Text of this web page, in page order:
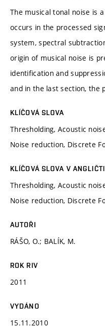
The musical tonal noise is
occurs in the processed
system, spectral
origin of musical noise is
identification and
and in the last section, the
KLÍČOVÁ SLOVA
Thresholding, Acoustic
Noise reduction, Discrete
KLÍČOVÁ SLOVA V
Thresholding, Acoustic
Noise reduction, Discrete
AUTOŘI
RÁŠO, O.; BALÍK, M.
ROK RIV
2011
VYDÁNO
15.11.2010